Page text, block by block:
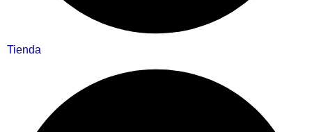
Tienda